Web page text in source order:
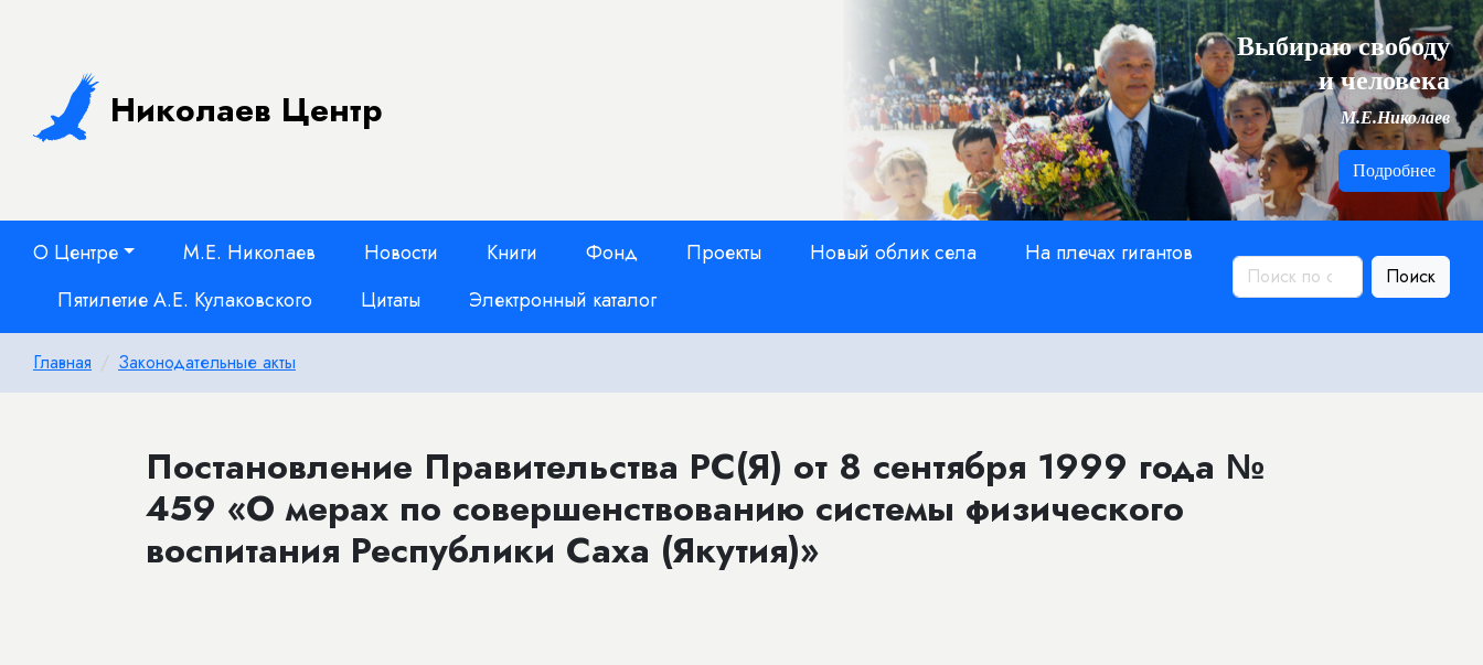
Николаев Центр
Выбираю свободу
и человека
М.Е.Николаев
Подробнее
О Центре М.Е. Николаев Новости Книги Фонд Проекты Новый облик села
На плечах гигантов
Пятилетие А.Е. Кулаковского
Цитаты Электронный каталог
Поиск
Главная Законодательные акты
Постановление Правительства РС(Я) от 8 сентября 1999 года №
459 «О мерах по совершенствованию системы физического
воспитания Республики Саха (Якутия)»